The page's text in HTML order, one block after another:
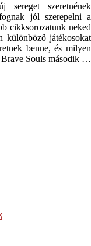
sereget szeretnének
jól szerepelni a
cikksorozatunk neked
különböző játékosokat
benne, és milyen
Souls második …